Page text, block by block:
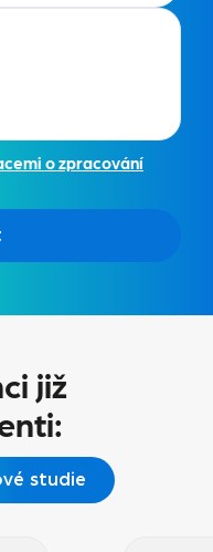
o zpracování
již
studie